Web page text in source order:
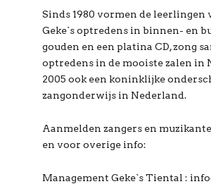
Sinds 1980 vormen de leerlingen
Geke`s optredens in binnen- en
gouden en een platina CD, zong
optredens in de mooiste zalen in
2005 ook een koninklijke
zangonderwijs in Nederland.
Aanmelden zangers en
en voor overige info:
Management Geke`s Tiental :